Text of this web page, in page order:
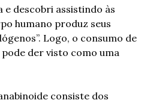
e descobri assistindo às
humano produz seus
Logo, o consumo de
der visto como uma
consiste dos